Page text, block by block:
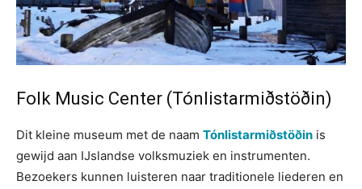
Folk Music Center (Tónlistarmiðstöðin)
Dit kleine museum met de naam Tónlistarmiðstöðin is
gewijd aan IJslandse volksmuziek en instrumenten.
Bezoekers kunnen luisteren naar traditionele liederen en